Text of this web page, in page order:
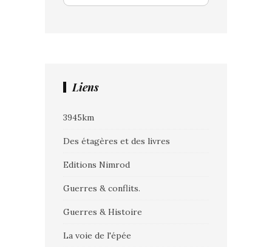
Liens
3945km
Des étagères et des livres
Editions Nimrod
Guerres & conflits.
Guerres & Histoire
La voie de l'épée